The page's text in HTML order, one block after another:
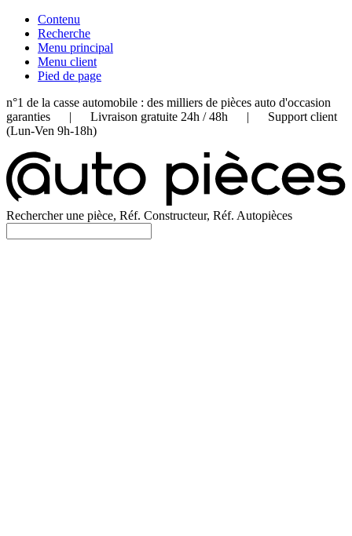
Contenu
Recherche
Menu principal
Menu client
Pied de page
n°1 de la casse automobile : des milliers de pièces auto d'occasion
garanties | Livraison gratuite 24h / 48h | Support client
(Lun-Ven 9h-18h)
Rechercher une pièce, Réf. Constructeur, Réf. Autopièces